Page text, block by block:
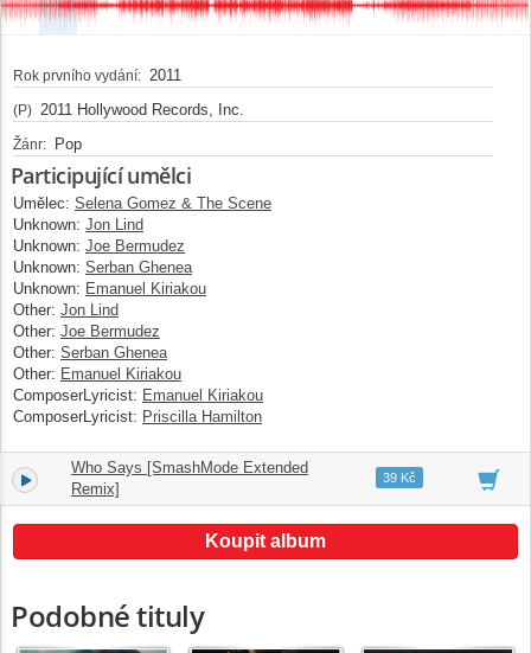
Rok prvního vydání: 2011
(P) 2011 Hollywood Records, Inc.
Žánr: Pop
Participující umělci
Umělec: Selena Gomez & The Scene
Unknown: Jon Lind
Unknown: Joe Bermudez
Unknown: Serban Ghenea
Unknown: Emanuel Kiriakou
Other: Jon Lind
Other: Joe Bermudez
Other: Serban Ghenea
Other: Emanuel Kiriakou
ComposerLyricist: Emanuel Kiriakou
ComposerLyricist: Priscilla Hamilton
5.
Who Says [SmashMode Extended
Remix]
05:4139 Kč
Koupit album
Podobné tituly